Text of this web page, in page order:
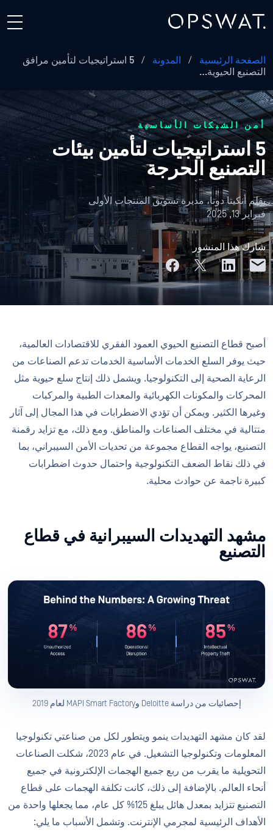
الصفحة الرئيسية / المدونة /
5 استراتيجيات لتأمين مرافق
التصنيع الحيوية…
أمن الشبكات الأساسية
5 استراتيجيات لتأمين بيئات
التصنيع الحرجة
بقلمأنكيتا دوتا، مديرة تسويق المنتجات الأولى
فبراير 13, 2025
شارك هذا المنشور
أصبح قطاع التصنيع الحيوي العمود الفقري للاقتصادات العالمية،
حيث يوفر السلع الخدمات الأساسية الخدمات تدعم الصناعات من
الرعاية الصحية إلى التكنولوجيا. ويشمل ذلك إنتاج سلع حيوية مثل
المحركات والمكونات الكهربائية والمعدات الطبية والمركبات
وغيرها الكثير. ويمكن أن تؤدي الاضطرابات في هذا المجال إلى آثار
متتالية في مختلف الصناعات والمناطق. ومع ذلك، مع تزايد رقمنة
التصنيع، يواجه القطاع مجموعة من تحديات الأمن السيبراني، بما
في ذلك نقاط الضعف التكنولوجية واحتمال حدوث اضطرابات
كبيرة ناجمة عن حوادث محلية.
مشهد التهديدات السيبرانية في قطاع
التصنيع
إحصائيات من دراسة Deloitte وMAPI Smart Factory لعام 2019
لقد كان مشهد التهديدات ينمو ويتطور لكل من صناعتي تكنولوجيا
المعلومات وتكنولوجيا التشغيل. في عام 2023، شكلت الصناعات
التحويلية ما يقرب من ربع جميع الهجمات الإلكترونية في جميع
أنحاء العالم. بالإضافة إلى ذلك، كانت تكلفة الهجمات على قطاع
التصنيع تتزايد بمعدل هائل يبلغ 125% كل عام، مما يجعلها واحدة من
الأهداف الرئيسية لمجرمي الإنترنت. وتشمل الأسباب ما يلي: